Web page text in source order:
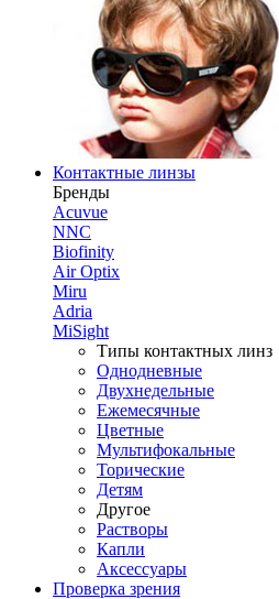
Контактные линзы
Бренды
Acuvue
NNC
Biofinity
Air Optix
Miru
Adria
MiSight
Типы контактных линз
Однодневные
Двухнедельные
Ежемесячные
Цветные
Мультифокальные
Торические
Детям
Другое
Растворы
Капли
Аксессуары
Проверка зрения